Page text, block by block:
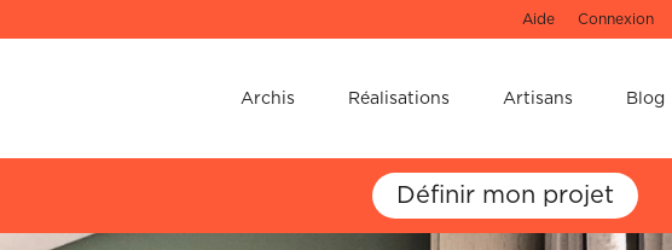
Aide Connexion
Archis Réalisations Artisans Blog
Définir mon projet